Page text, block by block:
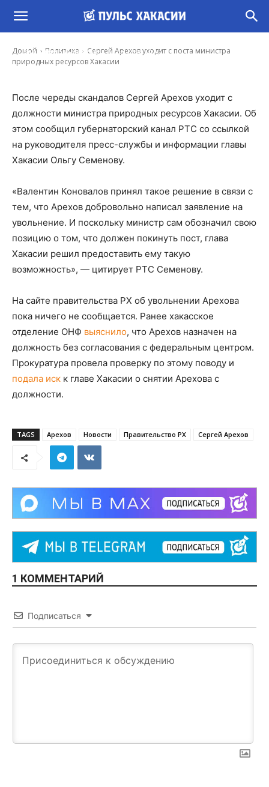
Домой Политика
Сергей Арехов уходит с поста министра
природных ресурсов Хакасии
Сергей Арехов уходит с поста министра
природных ресурсов Хакасии
Владимир Данилов - 8 Окт, 2020 14:12
После череды скандалов Сергей Арехов уходит с
должности министра природных ресурсов Хакасии. Об
этом сообщил губернаторский канал РТС со ссылкой
на руководителя пресс-службы и информации главы
Хакасии Ольгу Семенову.
«Валентин Коновалов принял такое решение в связи с
тем, что Арехов добровольно написал заявление на
увольнение. И поскольку министр сам обозначил свою
позицию о том, что должен покинуть пост, глава
Хакасии решил предоставить ему такую
возможность», — цитирует РТС Семенову.
На сайте правительства РХ об увольнении Арехова
пока ничего не сообщается. Ранее хакасское
отделение ОНФ выяснило, что Арехов назначен на
должность без согласования с федеральным центром.
Прокуратура провела проверку по этому поводу и
подала иск к главе Хакасии о снятии Арехова с
должности.
TAGS Арехов Новости Правительство РХ Сергей Арехов
1 КОММЕНТАРИЙ
Подписаться